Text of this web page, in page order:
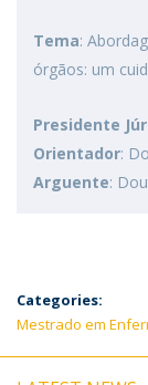
Tema:
órgãos: um
Presidente
Orientador:
Arguente:
Categories:
Mestrado em